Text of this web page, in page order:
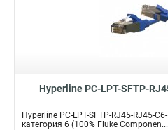
Hyperline PC-LPT-SFTP-
Hyperline PC-LPT-SFTP-RJ45-RJ45-
категория 6 (100% Fluke Componen...